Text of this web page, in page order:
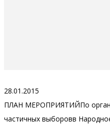
28.01.2015
ПЛАН МЕРОПРИЯТИЙПо
частичных выборовв